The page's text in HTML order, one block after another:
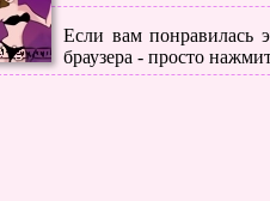
Если вам понравилась
браузера - просто